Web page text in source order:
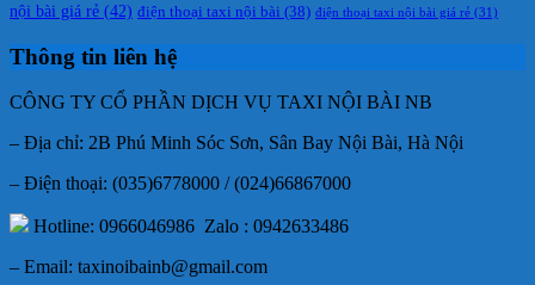
nội bài giá rẻ (42) điện thoại taxi nội bài (38) điện thoại taxi nội bài giá rẻ (31)
Thông tin liên hệ
CÔNG TY CỔ PHẦN DỊCH VỤ TAXI NỘI BÀI NB
– Địa chỉ: 2B Phú Minh Sóc Sơn, Sân Bay Nội Bài, Hà Nội
– Điện thoại: (035)6778000 / (024)66867000
Hotline: 0966046986 Zalo : 0942633486
– Email: taxinoibainb@gmail.com